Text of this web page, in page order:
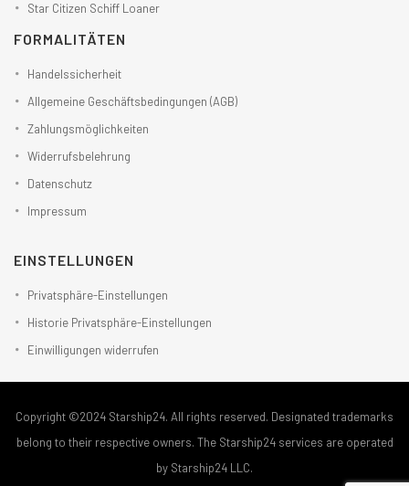
Star Citizen Schiff Loaner
FORMALITÄTEN
Handelssicherheit
Allgemeine Geschäftsbedingungen (AGB)
Zahlungsmöglichkeiten
Widerrufsbelehrung
Datenschutz
Impressum
EINSTELLUNGEN
Privatsphäre-Einstellungen
Historie Privatsphäre-Einstellungen
Einwilligungen widerrufen
Copyright ©2024 Starship24. All rights reserved. Designated trademarks
belong to their respective owners. The Starship24 services are operated
by Starship24 LLC.